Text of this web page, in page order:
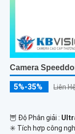
Camera
5%-35% Liên
🦉 Độ Phân giải :
✳️ Tích hợp công